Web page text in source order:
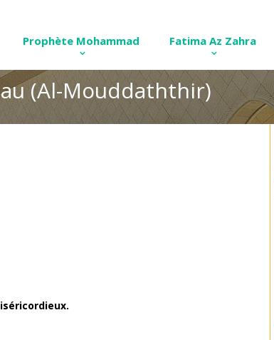
Prophète Mohammad Fatima Az Zahra
(Al-Mouddaththir)